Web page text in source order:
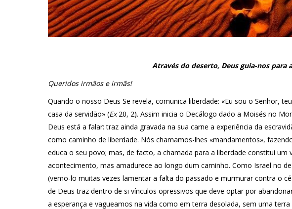
Através do deserto, Deus guia-nos para
Queridos irmãos e irmãs!
Quando o nosso Deus Se revela, comunica liberdade: «Eu sou o Senhor,
casa da servidão» (Ex20, 2). Assim inicia o Decálogo dado a Moisés no
Deus está a falar: traz ainda gravada na sua carne a experiência da
como caminho de liberdade. Nós chamamos-lhes «mandamentos»,
educa o seu povo; mas, de facto, a chamada para a liberdade constitui
acontecimento, mas amadurece ao longo dum caminho. Como Israel no
(vemo-lo muitas vezes lamentar a falta do passado e murmurar contra o
de Deus traz dentro de si vínculos opressivos que deve optar por
a esperança e vagueamos na vida como em terra desolada, sem uma